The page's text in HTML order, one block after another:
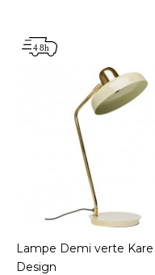
Lampe Demi verte Kare
Design